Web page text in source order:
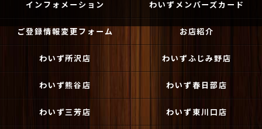
インフォメーション わいずメンバーズカード
ご登録情報変更フォーム お店紹介
わいず所沢店 わいずふじみ野店
わいず熊谷店 わいず春日部店
わいず三芳店 わいず東川口店